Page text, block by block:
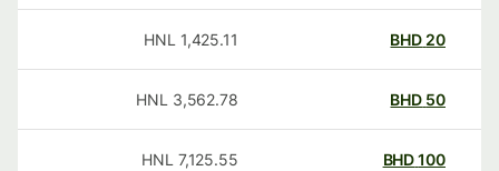
20
BHD
1,425.11
HNL
50
BHD
3,562.78
HNL
100
BHD
7,125.55
HNL